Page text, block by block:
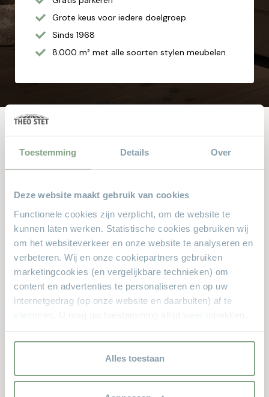
Toestemming Details Over
Deze website maakt gebruik van cookies
Functionele cookies zijn verplicht, om de website te
kunnen laten werken. Statistische cookies gebruiken wij
om het websiteverkeer en onze website te analyseren en
verbeteren. Wij en onze cookiepartners gebruiken
marketingcookies (en vergelijkbare technieken) om
content en advertenties te personaliseren en op uw
internetgedrag (op onze website en daarbuiten) af te
Voor meer informatie en het aanpassen van uw keuze op
onze website verwijzen wij u naar onze
Alles toestaan
Grote keus voor iedere doelgroep
Sinds 1968
8.000 m² met alle soorten stylen meubelen
Andere bekeken ook
leuks voor u bij?
€ 449,-
75% KORTING